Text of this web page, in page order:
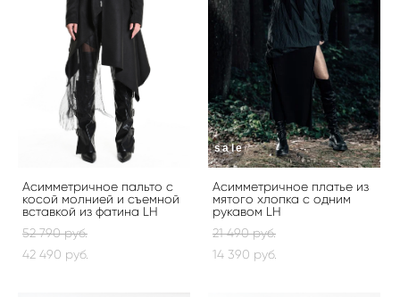
Асимметричное пальто с
косой молнией и съемной
вставкой из фатина LH
52 790 pуб.
42 490 pуб.
sale
Асимметричное платье из
мятого хлопка с одним
рукавом LH
21 490 pуб.
14 390 pуб.